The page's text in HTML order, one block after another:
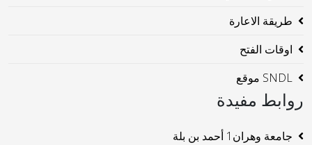
طريقة الاعارة
اوقات الفتح
SNDL موقع
روابط مفيدة
جامعة وهران1 أحمد بن بلة